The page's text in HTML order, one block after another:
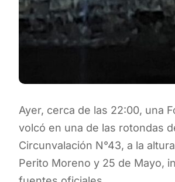
Ayer, cerca de las 22:00, una
volcó en una de las rotondas
Circunvalación N°43, a la
Perito Moreno y 25 de Mayo,